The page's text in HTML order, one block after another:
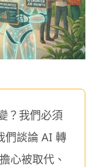
？我們必須
們談論 AI 轉
心被取代、